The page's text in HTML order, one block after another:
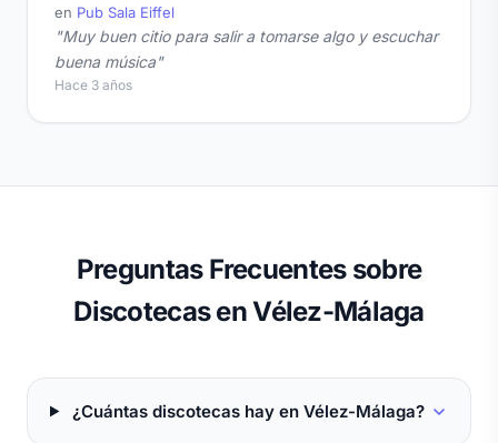
en Pub Sala Eiffel
"Muy buen citio para salir a tomarse algo y escuchar
buena música"
Hace 3 años
Preguntas Frecuentes sobre
Discotecas en Vélez-Málaga
¿Cuántas discotecas hay en Vélez-Málaga?